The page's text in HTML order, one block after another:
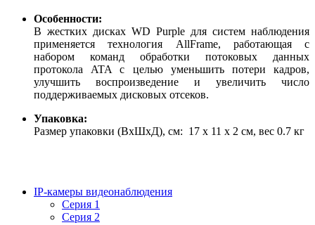
Особенности:
В жестких дисках WD Purple для систем наблюдения
применяется технология AllFrame, работающая с
набором команд обработки потоковых данных
протокола ATA с целью уменьшить потери кадров,
улучшить воспроизведение и увеличить число
поддерживаемых дисковых отсеков.
Упаковка:
Размер упаковки (ВхШхД), см: 17 x 11 x 2 см, вес 0.7 кг
IP-камеры видеонаблюдения
Серия 1
Серия 2